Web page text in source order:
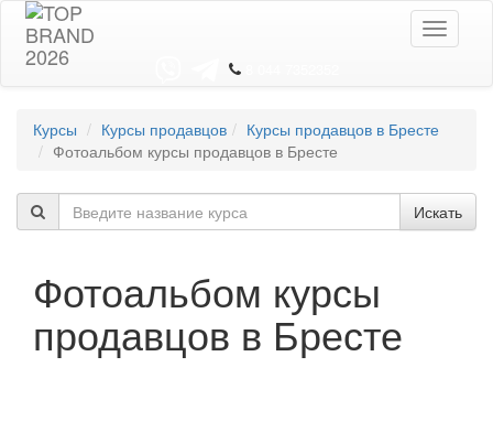
Toggle
Курсы Курсы продавцов
Курсы продавцов в Бресте
Фотоальбом курсы продавцов в Бресте
Искать
Фотоальбом курсы
продавцов в Бресте